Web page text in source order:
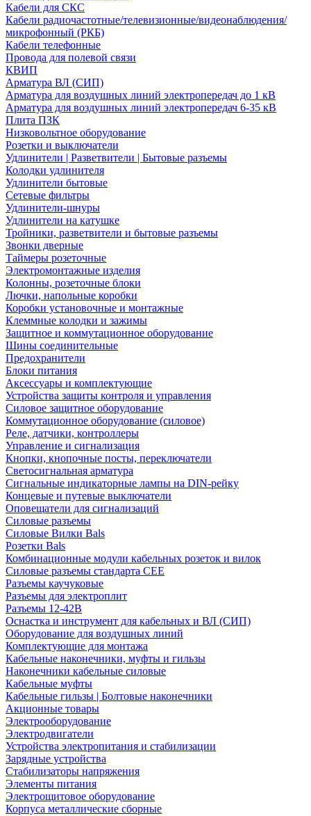
Кабели для СКС
Кабели радиочастотные/телевизионные/видеонаблюдения/
микрофонный (РКБ)
Кабели телефонные
Провода для полевой связи
КВИП
Арматура ВЛ (СИП)
Арматура для воздушных линий электропередач до 1 кВ
Арматура для воздушных линий электропередач 6-35 кВ
Плита ПЗК
Низковольтное оборудование
Розетки и выключатели
Удлинители | Разветвители | Бытовые разъемы
Колодки удлинителя
Удлинители бытовые
Сетевые фильтры
Удлинители-шнуры
Удлинители на катушке
Тройники, разветвители и бытовые разъемы
Звонки дверные
Таймеры розеточные
Электромонтажные изделия
Колонны, розеточные блоки
Лючки, напольные коробки
Коробки установочные и монтажные
Клеммные колодки и зажимы
Защитное и коммутационное оборудование
Шины соединительные
Предохранители
Блоки питания
Аксессуары и комплектующие
Устройства защиты контроля и управления
Силовое защитное оборудование
Коммутационное оборудование (силовое)
Реле, датчики, контроллеры
Управление и сигнализация
Кнопки, кнопочные посты, переключатели
Светосигнальная арматура
Сигнальные индикаторные лампы на DIN-рейку
Концевые и путевые выключатели
Оповещатели для сигнализаций
Силовые разъемы
Силовые Вилки Bals
Розетки Bals
Комбинационные модули кабельных розеток и вилок
Силовые разъемы стандарта CEE
Разъемы каучуковые
Разъемы для электроплит
Разъемы 12-42В
Оснастка и инструмент для кабельных и ВЛ (СИП)
Оборудование для воздушных линий
Комплектующие для монтажа
Кабельные наконечники, муфты и гильзы
Наконечники кабельные силовые
Кабельные муфты
Кабельные гильзы | Болтовые наконечники
Акционные товары
Электрооборудование
Электродвигатели
Устройства электропитания и стабилизации
Зарядные устройства
Стабилизаторы напряжения
Элементы питания
Электрощитовое оборудование
Корпуса металлические сборные